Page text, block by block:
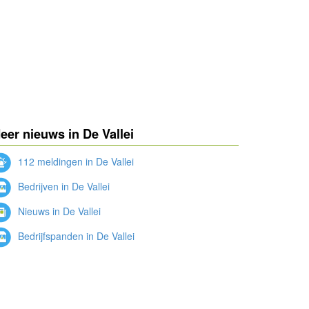
nieuws in De Vallei
112 meldingen in De Vallei
Bedrijven in De Vallei
Nieuws in De Vallei
Bedrijfspanden in De Vallei